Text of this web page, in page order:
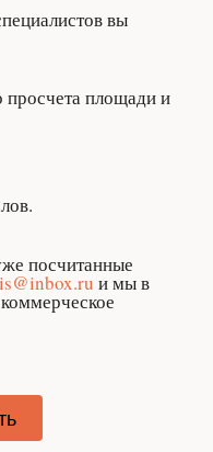
вы
площади и
посчитанные
и мы в